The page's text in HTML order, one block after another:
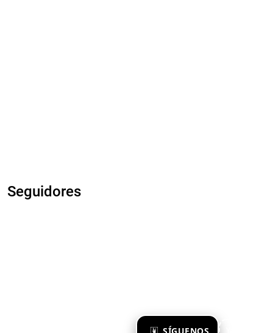
SÍGUENOS
Seguidores